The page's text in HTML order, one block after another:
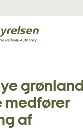
medfører
af